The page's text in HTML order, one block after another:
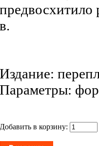
предвосхитило
в.
Издание:
Параметры:
Добавить в корзину: